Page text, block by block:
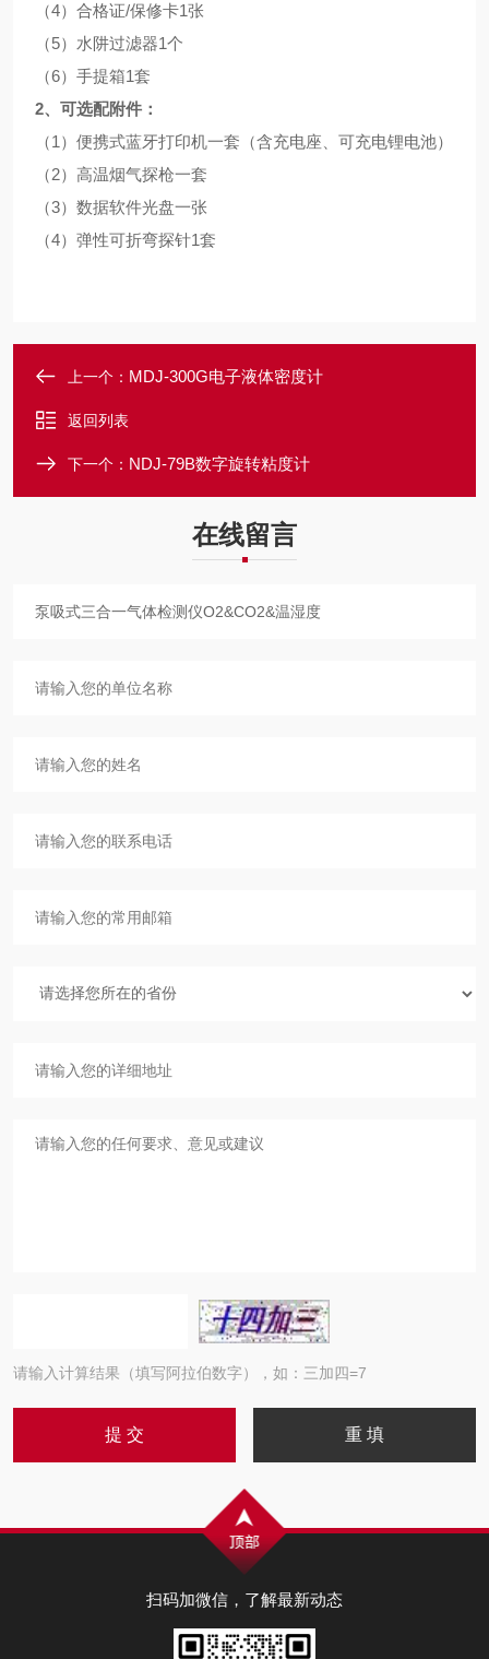
（4）合格证/保修卡1张
（5）水阱过滤器1个
（6）手提箱1套
2、可选配附件：
（1 ）便携式蓝牙打印机一套（含充电座、可充电锂电池）
（2）高温烟气探枪一套
（3）数据软件光盘一张
（4）弹性可折弯探针1套
上一个： MDJ-300G电子液体密度计
返回列表
下一个： NDJ-79B数字旋转粘度计
在线留言
请输入计算结果（填写阿拉伯数字），如：三加四=7
扫码加微信，了解最新动态